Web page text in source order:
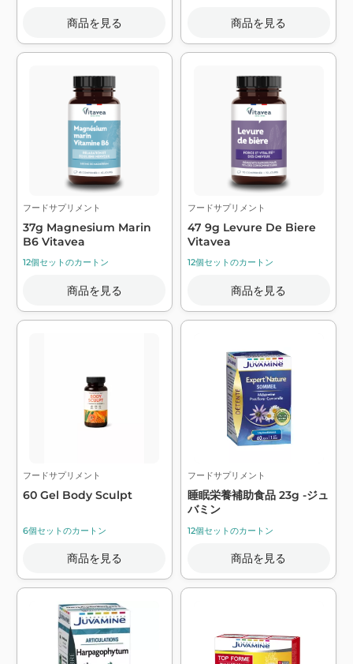
商品を見る 商品を見る
フードサプリメント
37g Magnesium Marin
B6 Vitavea
12個セットのカートン
商品を見る
フードサプリメント
47 9g Levure De Biere
Vitavea
12個セットのカートン
商品を見る
フードサプリメント
60 Gel Body Sculpt
6個セットのカートン
商品を見る
フードサプリメント
睡眠栄養補助食品 23g -ジュ
バミン
12個セットのカートン
商品を見る